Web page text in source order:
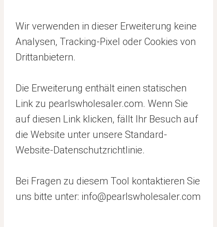
Wir verwenden in dieser Erweiterung keine
Analysen, Tracking-Pixel oder Cookies von
Drittanbietern.
Die Erweiterung enthält einen statischen
Link zu pearlswholesaler.com. Wenn Sie
auf diesen Link klicken, fällt Ihr Besuch auf
die Website unter unsere Standard-
Website-Datenschutzrichtlinie.
Bei Fragen zu diesem Tool kontaktieren Sie
uns bitte unter: info@pearlswholesaler.com